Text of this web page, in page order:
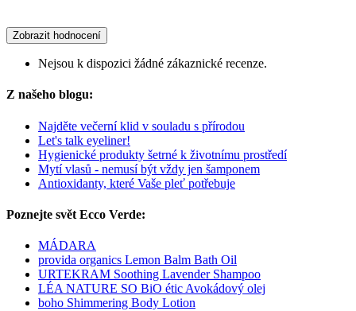
Zobrazit hodnocení
Nejsou k dispozici žádné zákaznické recenze.
Z našeho blogu:
Najděte večerní klid v souladu s přírodou
Let's talk eyeliner!
Hygienické produkty šetrné k životnímu prostředí
Mytí vlasů - nemusí být vždy jen šamponem
Antioxidanty, které Vaše pleť potřebuje
Poznejte svět Ecco Verde:
MÁDARA
provida organics Lemon Balm Bath Oil
URTEKRAM Soothing Lavender Shampoo
LÉA NATURE SO BiO étic Avokádový olej
boho Shimmering Body Lotion